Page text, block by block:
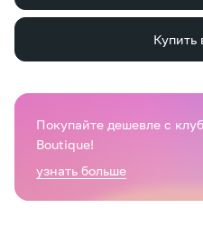
Купить
Покупайте дешевле с
Boutique!
узнать больше